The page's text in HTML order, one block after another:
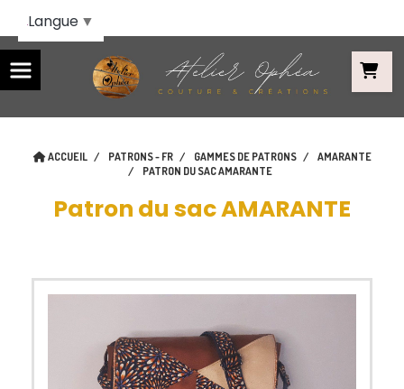
ACCUEIL PATRONS - FR GAMMES DE PATRONS
AMARANTE
PATRON DU SAC AMARANTE
Patron du sac AMARANTE
Langue ▼